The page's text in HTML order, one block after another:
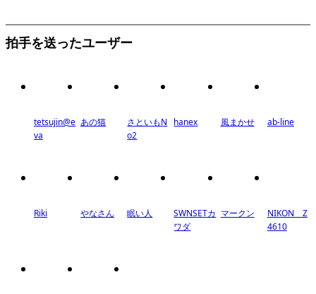
拍手を送ったユーザー
tetsujin@e
va
あの猫
さといもN
o2
hanex 風まかせ ab-line
Riki やなさん 眠い人
SWNSETカ
ワダ
マークン
NIKON Z
4610